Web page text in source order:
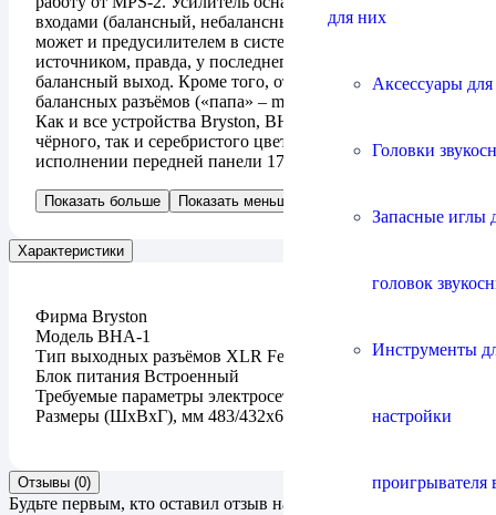
для них
Аксессуары
Головки
Запасные иглы
головок
Инструменты
настройки
проигрывателя
входами (балансный, небалансный и minijack). BHA-1
может и предусилителем в системе с одним
источником, правда, у последнего должен быть
балансный выход. Кроме того, отличие идёт и по типу
балансных разъёмов («папа» – male или «мама»-female).
Как и все устройства Bryston, BHA-1 может быть как
чёрного, так и серебристого цветов, а также в
исполнении передней панели 17 или 19 дюймов.
Показать больше Показать меньше
Характеристики
Фирма Bryston
Модель BHA-1
Тип выходных разъёмов XLR Female («мама»)
Блок питания Встроенный
Требуемые параметры электросети 190-250 В, 50/60 Гц
Размеры (ШхВхГ), мм 483/432х69х282
Отзывы (0)
Будьте первым, кто оставил отзыв на “Bryston BHA-1”